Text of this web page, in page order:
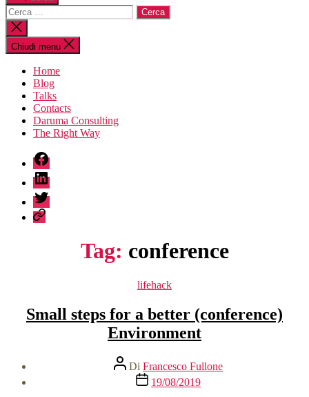
Cerca:
Chiudi
la
ricerca
Chiudi menu
Home
Blog
Talks
Contacts
Daruma Consulting
The Right Way
fb
linkedin
twitter
sessionize
Tag: conference
Categorie
lifehack
Small steps for a better (conference)
Environment
Autore
articolo
Di Francesco Fullone
Data
dell'articolo
19/08/2019